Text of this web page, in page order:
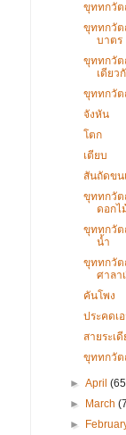
ขุททกวัต
ขุททกวัต
บาตร
ขุททกวัต
เดียว
ขุททกวัต
จังหัน
โตก
เตียบ
สันถัดขน
ขุททกวัต
ดอกไ
ขุททกวัต
น้ำ
ขุททกวัต
ศาลา
คันโพง
ประคดเ
สายระเดี
ขุททกวัต
►April
►
March
►